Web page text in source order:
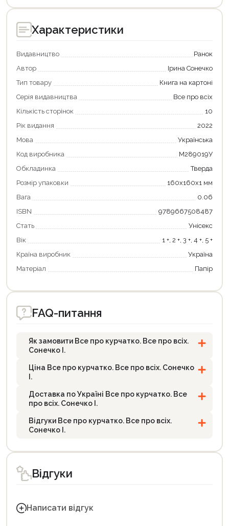
Характеристики
Видавництво
Ранок
Автор
Ірина Сонечко
Тип товару
Книга на картоні
Серія видавництва
Все про всіх
Кількість сторінок
10
Рік видання
2022
Мова
Українська
Код виробника
М289019У
Обкладинка
Тверда
Розмір упаковки
160х160х1 мм
Вага
0.06
ISBN
9789667508487
Стать
Унісекс
Вік
1 +, 2 +, 3 +, 4 +, 5 +
Країна виробник
Україна
Матеріал
Папір
FAQ-питання
Як замовити Все про курчатко. Все про всіх.
Сонечко І.
Ціна Все про курчатко. Все про всіх. Сонечко
І.
Доставка по Україні Все про курчатко. Все
про всіх. Сонечко І.
Відгуки Все про курчатко. Все про всіх.
Сонечко І.
Відгуки
Написати відгук